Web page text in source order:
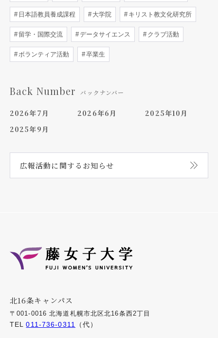
日本語教員養成課程 大学院 キリスト教文化研究所
留学・国際交流 データサイエンス クラブ活動
ボランティア活動 卒業生
Back Number バックナンバー
2026年7月 2026年6月
2025年10月
2025年9月
広報活動に関する お知らせ
北16条キャンパス
〒001-0016 北海道札幌市北区北16条西2丁目
TEL011-736-0311 （代）